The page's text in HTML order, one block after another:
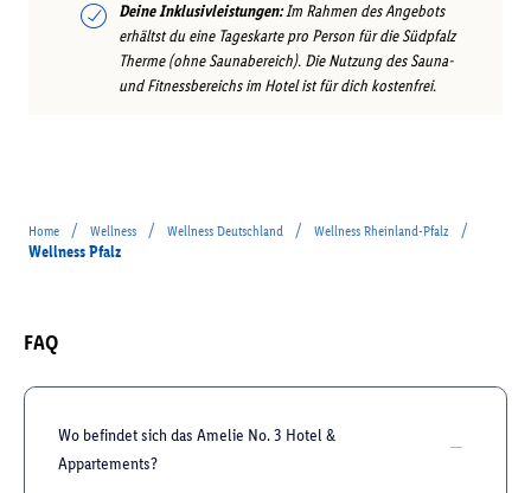
Deine Inklusivleistungen:Im Rahmen des Angebots
erhältst du eine Tageskarte pro Person für die Südpfalz
Therme (ohne Saunabereich). Die Nutzung des Sauna-
und Fitnessbereichs im Hotel ist für dich kostenfrei.
Home / Wellness / Wellness Deutschland / Wellness Rheinland-Pfalz
/
Wellness Pfalz
FAQ
Wo befindet sich das Amelie No. 3 Hotel &
Appartements?